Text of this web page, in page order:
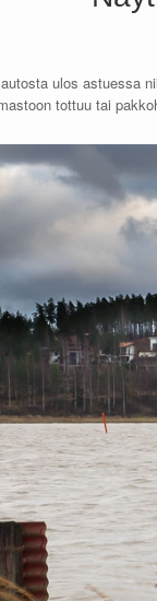
ulos astuessa
tottuu tai